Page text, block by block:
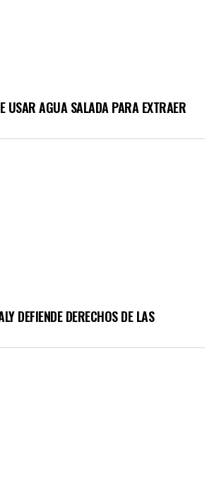
USAR AGUA SALADA PARA EXTRAER
DEFIENDE DERECHOS DE LAS